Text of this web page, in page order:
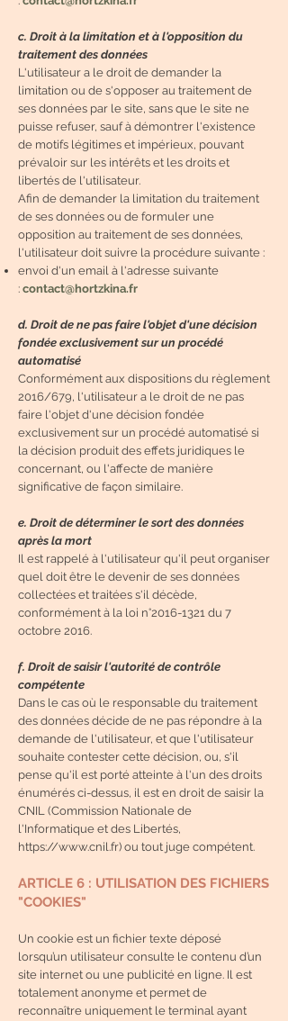
c. Droit à la limitation et à l'opposition du
traitement des données
L'utilisateur a le droit de demander la
limitation ou de s'opposer au traitement de
ses données par le site, sans que le site ne
puisse refuser, sauf à démontrer l'existence
de motifs légitimes et impérieux, pouvant
prévaloir sur les intérêts et les droits et
libertés de l'utilisateur.
Afin de demander la limitation du traitement
de ses données ou de formuler une
opposition au traitement de ses données,
l'utilisateur doit suivre la procédure suivante :
envoi d'un email à l'adresse suivante
: contact@hortzkina.fr
d. Droit de ne pas faire l'objet d'une décision
fondée exclusivement sur un procédé
automatisé
Conformément aux dispositions du règlement
2016/679, l'utilisateur a le droit de ne pas
faire l'objet d'une décision fondée
exclusivement sur un procédé automatisé si
la décision produit des effets juridiques le
concernant, ou l'affecte de manière
significative de façon similaire.
e. Droit de déterminer le sort des données
après la mort
Il est rappelé à l'utilisateur qu'il peut organiser
quel doit être le devenir de ses données
collectées et traitées s'il décède,
conformément à la loi n°2016-1321 du 7
octobre 2016.
f. Droit de saisir l'autorité de contrôle
compétente
Dans le cas où le responsable du traitement
des données décide de ne pas répondre à la
demande de l'utilisateur, et que l'utilisateur
souhaite contester cette décision, ou, s'il
pense qu'il est porté atteinte à l'un des droits
énumérés ci-dessus, il est en droit de saisir la
CNIL (Commission Nationale de
l'Informatique et des Libertés,
https://www.cnil.fr) ou tout juge compétent.
ARTICLE 6 : UTILISATION DES FICHIERS
"COOKIES"
Un cookie est un fichier texte déposé
lorsqu’un utilisateur consulte le contenu d’un
site internet ou une publicité en ligne. Il est
totalement anonyme et permet de
reconnaître uniquement le terminal ayant